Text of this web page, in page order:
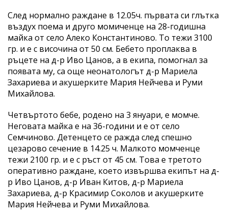
След нормално раждане в 12.05ч. първата си глътка
въздух поема и друго момиченце на 28-годишна
майка от село Алеко Константиново. То тежи 3100
гр. и е с височина от 50 см. Бебето проплаква в
ръцете на д-р Иво Цанов, а в екипа, помогнал за
появата му, са още неонатологът д-р Мариела
Захариева и акушерките Мария Нейчева и Руми
Михайлова.
Четвъртото бебе, родено на 3 януари, е момче.
Неговата майка е на 36-години и е от село
Семчиново. Детенцето се ражда след спешно
цезарово сечение в 14.25 ч. Малкото момченце
тежи 2100 гр. и е с ръст от 45 см. Това е третото
оперативно раждане, което извършва екипът на д-
р Иво Цанов, д-р Иван Китов, д-р Мариела
Захариева, д-р Красимир Соколов и акушерките
Мария Нейчева и Руми Михайлова.